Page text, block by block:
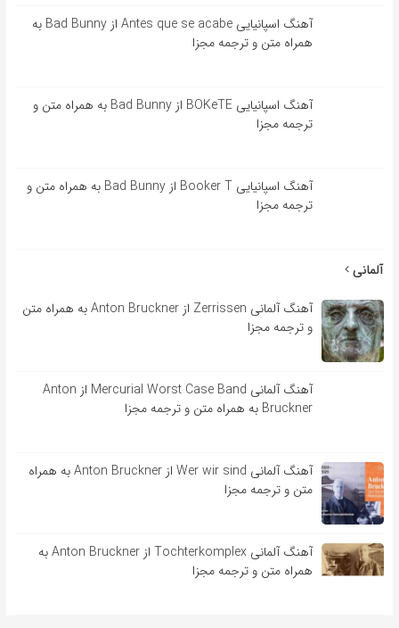
آهنگ اسپانیایی Antes que se acabe از Bad Bunny به
همراه متن و ترجمه مجزا
آهنگ اسپانیایی BOKeTE از Bad Bunny به همراه متن و
ترجمه مجزا
آهنگ اسپانیایی Booker T از Bad Bunny به همراه متن و
ترجمه مجزا
آلمانی
آهنگ آلمانی Zerrissen از Anton Bruckner به همراه متن
و ترجمه مجزا
آهنگ آلمانی Mercurial Worst Case Band از Anton
Bruckner به همراه متن و ترجمه مجزا
آهنگ آلمانی Wer wir sind از Anton Bruckner به همراه
متن و ترجمه مجزا
آهنگ آلمانی Tochterkomplex از Anton Bruckner به
همراه متن و ترجمه مجزا